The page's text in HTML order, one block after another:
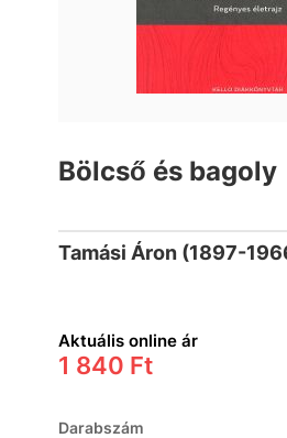
Bölcső és bagoly
Tamási Áron (1897-
Aktuális online ár
1 840 Ft
Darabszám